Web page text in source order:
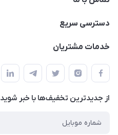
09172138137
دسترسی سریع
حساب کاربری
لیست محصولات
درباره ما
خدمات مشتریان
قوانین و مقررات
حریم خصوصی
راهنما
از جدید‌ترین تخفیف‌ها با‌ خبر شوید